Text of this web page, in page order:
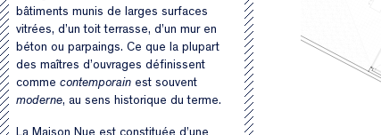
bâtiments munis de larges surfaces
vitrées, d’un toit terrasse, d’un mur en
béton ou parpaings. Ce que la plupart
des maîtres d’ouvrages définissent
comme contemporain est souvent
moderne, au sens historique du terme.